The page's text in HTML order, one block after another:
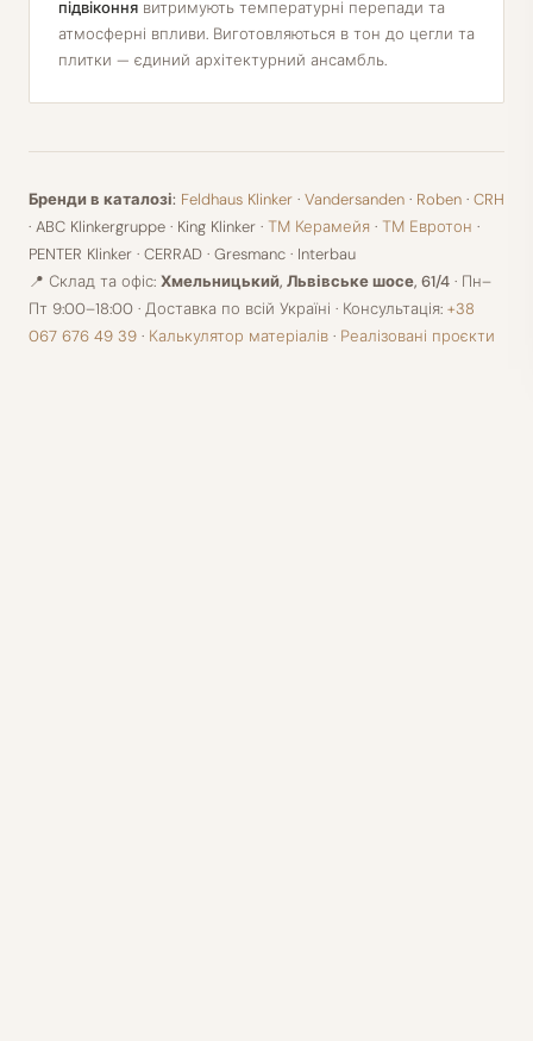
підвіконня витримують температурні перепади та
атмосферні впливи. Виготовляються в тон до цегли та
плитки — єдиний архітектурний ансамбль.
Бренди в каталозі: Feldhaus Klinker · Vandersanden · Roben · CRH
· ABC Klinkergruppe · King Klinker · ТМ Керамейя · ТМ Евротон ·
PENTER Klinker · CERRAD · Gresmanc · Interbau
📍 Склад та офіс: Хмельницький, Львівське шосе, 61/4 · Пн–
Пт 9:00–18:00 · Доставка по всій Україні · Консультація: +38
067 676 49 39 · Калькулятор матеріалів · Реалізовані проєкти